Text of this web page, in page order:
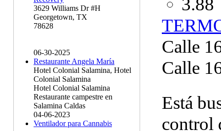
3629 Williams Dr #H
Georgetown, TX
78628
06-30-2025
Restaurante Angela María
Hotel Colonial Salamina, Hotel
Colonial Salamina
Hotel Colonial Salamina
Restaurante campestre en
Salamina Caldas
04-06-2023
Ventilador para Cannabis
3.88
Calle
Calle
Está
control